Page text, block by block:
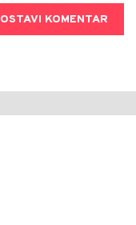
OSTAVI KOMENTAR